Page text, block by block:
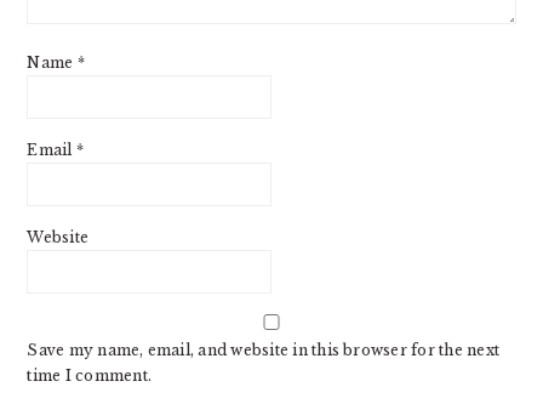
Name *
Email *
Website
Save my name, email, and website in this browser for the next
time I comment.